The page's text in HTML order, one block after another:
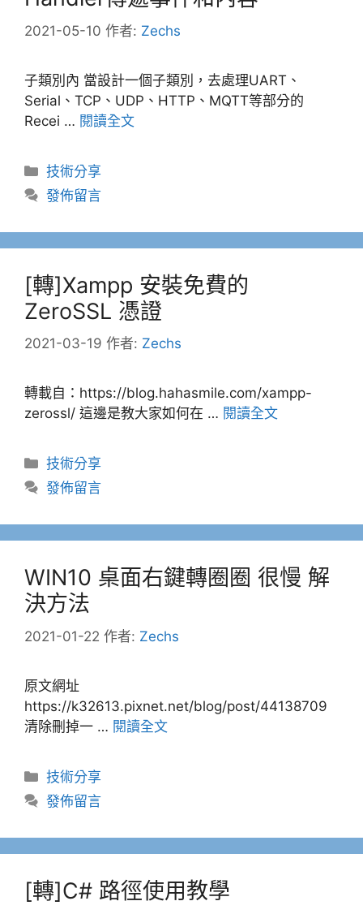
2021-05-10 作者: Zechs
子類別內 當設計一個子類別，去處理UART、
Serial、TCP、UDP、HTTP、MQTT等部分的
Recei … 閱讀全文
分
類
技術分享
發佈留言
[轉]Xampp 安裝免費的
ZeroSSL 憑證
2021-03-19 作者: Zechs
轉載自：https://blog.hahasmile.com/xampp-
zerossl/ 這邊是教大家如何在 … 閱讀全文
分
類
技術分享
發佈留言
WIN10 桌面右鍵轉圈圈 很慢 解
決方法
2021-01-22 作者: Zechs
原文網址
https://k32613.pixnet.net/blog/post/44138709
清除刪掉一 … 閱讀全文
分
類
技術分享
發佈留言
[轉]C# 路徑使用教學